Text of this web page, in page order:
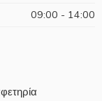
09:00 - 14:00